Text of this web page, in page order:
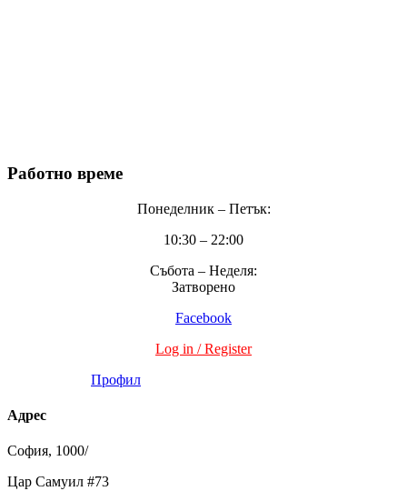
Работно време
Понеделник – Петък:
10:30 – 22:00
Събота – Неделя:
Затворено
Facebook
Log in / Register
Профил
Адрес
София, 1000/
Цар Самуил #73